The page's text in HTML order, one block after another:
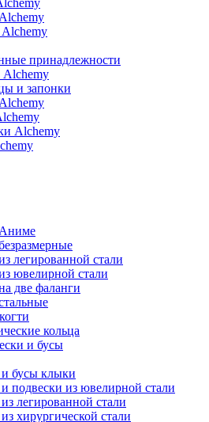
принадлежности
и запонки
Alchemy
легированной стали
ювелирной стали
две фаланги
кольца
и бусы
бусы клыки
подвески из ювелирной стали
легированной стали
хирургической стали